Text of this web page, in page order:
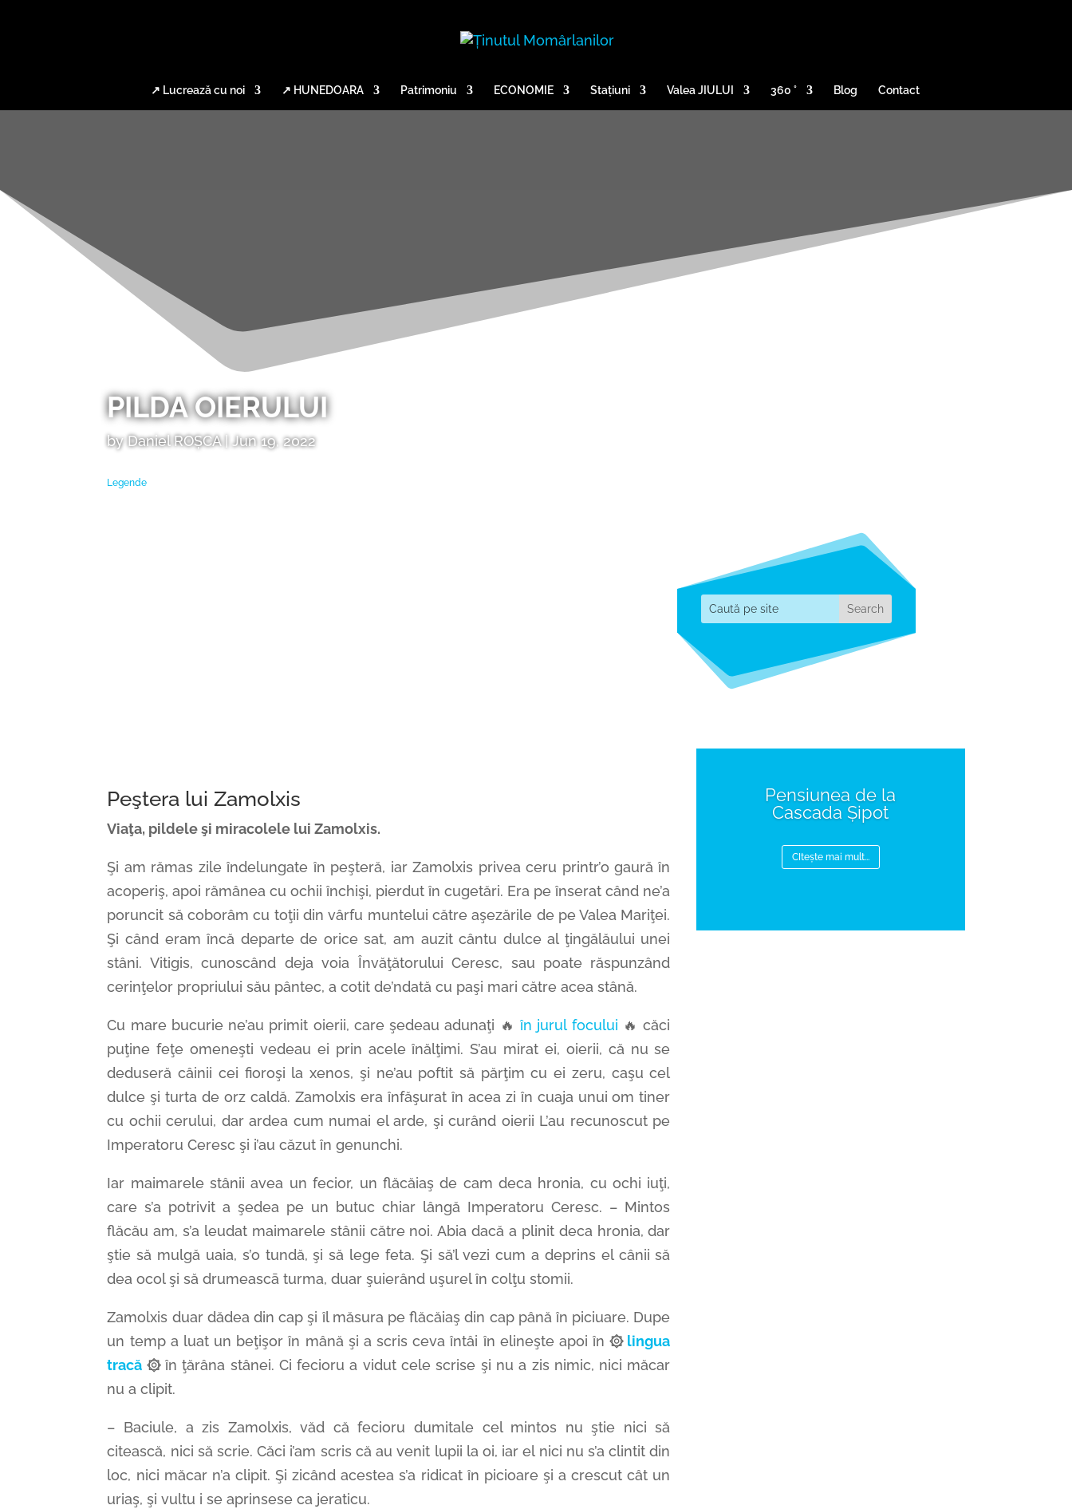
↗ Lucrează cu noi ↗ HUNEDOARA Patrimoniu ECONOMIE Stațiuni Valea JIULUI 360 ° Blog Contact
PILDA OIERULUI
byDaniel ROȘCA|Jun 19, 2022
Legende
Peştera lui Zamolxis
Viaţa, pildele şi miracolele lui Zamolxis.
Şi am rămas zile îndelungate în peşteră, iar Zamolxis privea ceru printr’o gaură în
acoperiş, apoi rămânea cu ochii închişi, pierdut în cugetări. Era pe înserat când ne’a
poruncit să coborâm cu toţii din vârfu muntelui către aşezările de pe Valea Mariţei.
Şi când eram încă departe de orice sat, am auzit cântu dulce al ţingălăului unei
stâni. Vitigis, cunoscând deja voia Învăţătorului Ceresc, sau poate răspunzând
cerinţelor propriului său pântec, a cotit de’ndată cu paşi mari către acea stână.
Cu mare bucurie ne’au primit oierii, care şedeau adunaţi 🔥în jurul focului 🔥 căci
puţine feţe omeneşti vedeau ei prin acele înălţimi. S’au mirat ei, oierii, că nu se
deduseră câinii cei fioroşi la xenos, şi ne’au poftit să părţim cu ei zeru, caşu cel
dulce şi turta de orz caldă. Zamolxis era înfăşurat în acea zi în cuaja unui om tiner
cu ochii cerului, dar ardea cum numai el arde, şi curând oierii L’au recunoscut pe
Imperatoru Ceresc şi i’au căzut în genunchi.
Iar maimarele stânii avea un fecior, un flăcăiaş de cam deca hronia, cu ochi iuţi,
care s’a potrivit a şedea pe un butuc chiar lângă Imperatoru Ceresc. – Mintos
flăcău am, s’a leudat maimarele stânii către noi. Abia dacă a plinit deca hronia, dar
ştie să mulgă uaia, s’o tundă, şi să lege feta. Şi să’l vezi cum a deprins el cânii să
dea ocol şi să drumeascā turma, duar şuierând uşurel în colţu stomii.
Zamolxis duar dădea din cap şi îl măsura pe flăcăiaş din cap până în piciuare. Dupe
un temp a luat un beţişor în mână şi a scris ceva întâi în elineşte apoi în۞ lingua
tracă ۞în ţărâna stânei. Ci fecioru a vidut cele scrise şi nu a zis nimic, nici măcar
nu a clipit.
– Baciule, a zis Zamolxis, văd că fecioru dumitale cel mintos nu ştie nici să
citească, nici să scrie. Căci i’am scris că au venit lupii la oi, iar el nici nu s’a clintit din
loc, nici măcar n’a clipit. Şi zicând acestea s’a ridicat în picioare şi a crescut cât un
uriaş, şi vultu i se aprinsese ca jeraticu.
Pensiunea de la
Cascada Șipot
CItește mai mult...